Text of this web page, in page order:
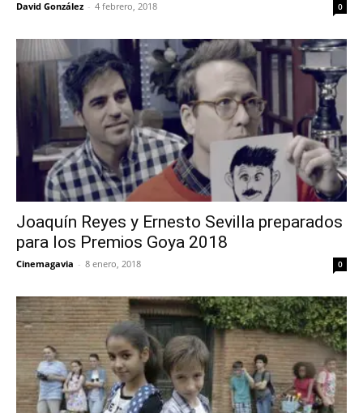
David González - 4 febrero, 2018 0
Joaquín Reyes y Ernesto Sevilla preparados
para los Premios Goya 2018
Cinemagavia - 8 enero, 2018 0